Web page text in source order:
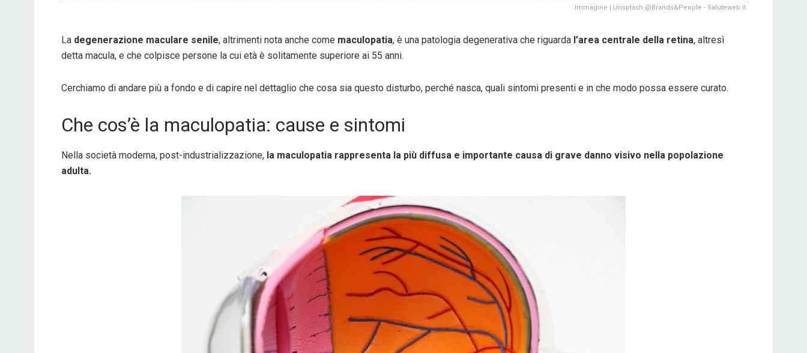
Immagine | Unsplash @Brands&People - Saluteweb.it
La degenerazione maculare senile, altrimenti nota anche come maculopatia, è una patologia degenerativa che riguarda l’area centrale della retina, altresì
detta macula, e che colpisce persone la cui età è solitamente superiore ai 55 anni.
Cerchiamo di andare più a fondo e di capire nel dettaglio che cosa sia questo disturbo, perché nasca, quali sintomi presenti e in che modo possa essere curato.
Che cos’è la maculopatia: cause e sintomi
Nella società moderna, post-industrializzazione, la maculopatia rappresenta la più diffusa e importante causa di grave danno visivo nella popolazione
adulta.